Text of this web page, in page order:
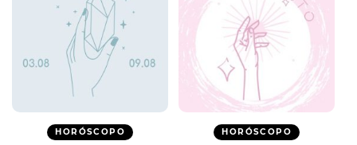
HORÓSCOPO HORÓSCOPO